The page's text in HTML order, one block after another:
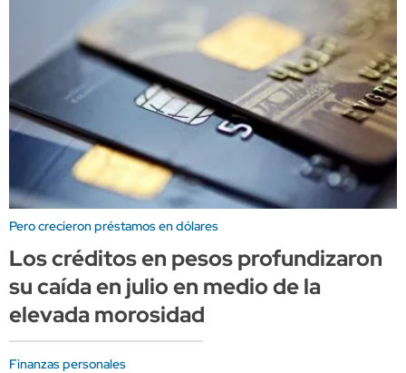
Pero crecieron préstamos en dólares
Los créditos en pesos profundizaron
su caída en julio en medio de la
elevada morosidad
Finanzas personales